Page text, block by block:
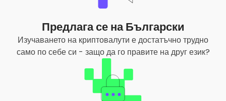
Предлага се на Български
Изучаването на криптовалути е достатъчно трудно
само по себе си - защо да го правите на друг език?